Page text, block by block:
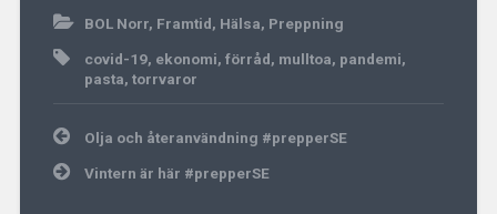
BOL Norr, Framtid, Hälsa, Preppning
covid-19, ekonomi, förråd, mulltoa, pandemi,
pasta, torrvaror
Inläggsnavigering
Olja och återanvändning #prepperSE
Vintern är här #prepperSE